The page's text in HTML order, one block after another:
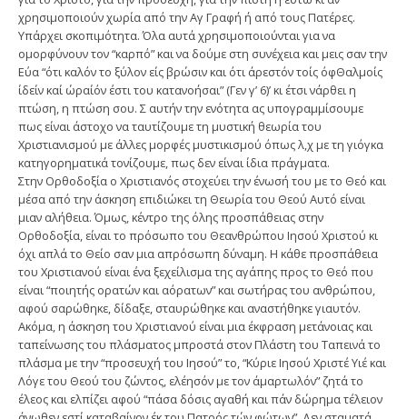
χρησιμοποιούν χωρία από την Αγ Γραφή ή από τους Πατέρες.
Υπάρχει σκοπιμότητα. Όλα αυτά χρησιμοποιούνται για να
ομορφύνουν τον “καρπό” και να δούμε στη συνέχεια και μεις σαν την
Εύα “ότι καλόν το ξύλον είς βρώσιν και ότι άρεστόν τοίς όφΘαλμοίς
ίδείν καί ώραίόν έστι του κατανοήσαι” (Γεν γ’ 6)’ κι έτσι νάρθει η
πτώση, η πτώση σου. Σ αυτήν την ενότητα ας υπογραμμίσουμε
πως είναι άστοχο να ταυτίζουμε τη μυστική θεωρία του
Χριστιανισμού με άλλες μορφές μυστικισμού όπως λ,χ με τη γιόγκα
κατηγορηματικά τονίζουμε, πως δεν είναι ίδια πράγματα.
Στην Ορθοδοξία ο Χριστιανός στοχεύει την ένωσή του με το Θεό και
μέσα από την άσκηση επιδιώκει τη Θεωρία του Θεού Αυτό είναι
μιαν αλήθεια. Όμως, κέντρο της όλης προσπάθειας στην
Ορθοδοξία, είναι το πρόσωπο του Θεανθρώπου Ιησού Χριστού κι
όχι απλά το Θείο σαν μια απρόσωπη δύναμη. Η κάθε προσπάθεια
του Χριστιανού είναι ένα ξεχείλισμα της αγάπης προς το Θεό που
είναι “ποιητής ορατών και αόρατων” και σωτήρας του ανθρώπου,
αφού σαρώθηκε, δίδαξε, σταυρώθηκε και αναστήθηκε γιαυτόν.
Ακόμα, η άσκηση του Χριστιανού είναι μια έκφραση μετάνοιας και
ταπείνωσης του πλάσματος μπροστά στον Πλάστη του Ταπεινά το
πλάσμα με την “προσευχή του Ιησού” το, “Κύριε Ιησού Χριστέ Υιέ και
Λόγε του Θεού του ζώντος, ελέησόν με τον άμαρτωλόν” ζητά το
έλεος και ελπίζει αφού “πάσα δόσις αγαθή και πάν δώρημα τέλειον